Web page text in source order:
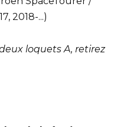
loquets A, retirez